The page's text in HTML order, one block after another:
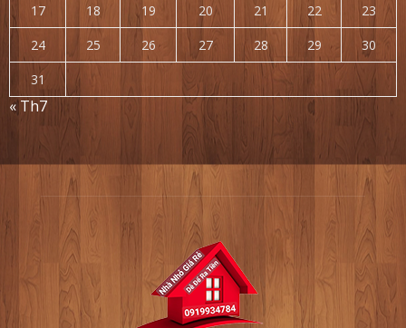
17
18 19 20 21 22
23
24
25 26 27 28 29
30
31
« Th7